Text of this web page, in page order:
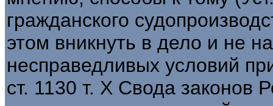
гражданского
этом вникнуть в дело и не
несправедливых условий
ст. 1130 т. X Свода законов